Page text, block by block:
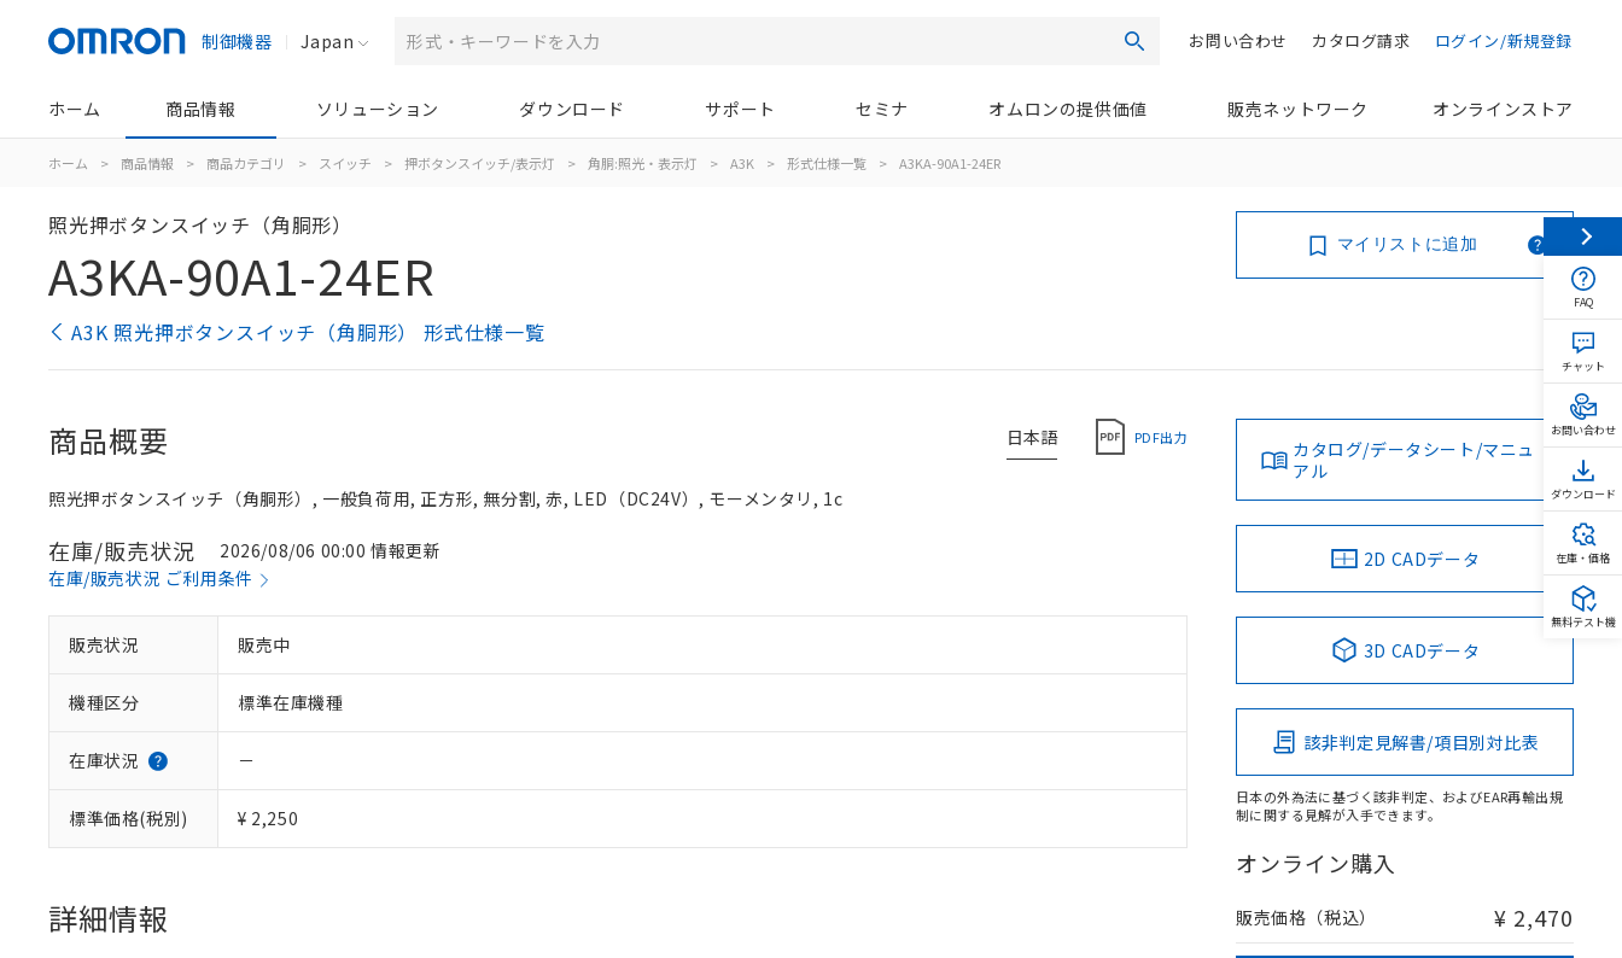
制御機器 Japan 検索 ログイン/新規登録
カタログ請求
お問い合わせ
ホーム 商品情報 ソリューション ダウンロード サポート セミナ オムロンの提供価値 販売ネットワーク オンラインストア
ホーム > 商品情報 > 商品カテゴリ > スイッチ > 押ボタンスイッチ/表示灯 > 角胴:照光・表示灯 > A3K > 形式仕様一覧 > A3KA-90A1-24ER
照光押ボタンスイッチ（角胴形）
A3KA-90A1-24ER
A3K 照光押ボタンスイッチ（角胴形） 形式仕様一覧
マイリストに追加
日本語 PDF出力
商品概要
照光押ボタンスイッチ（角胴形）, 一般負荷用, 正方形, 無分割, 赤, LED（DC24V）, モーメンタリ, 1c
在庫/販売状況
2026/08/06 00:00 情報更新
在庫/販売状況 ご利用条件
販売状況 販売中
機種区分 標準在庫機種
在庫状況 －
標準価格(税別) ¥ 2,250
詳細情報
カタログ/データシート/マニュ
アル
2D CADデータ
3D CADデータ
該非判定見解書/項目別対比表
日本の外為法に基づく該非判定、およびEAR再輸出規
制に関する見解が入手できます。
オンライン購入
販売価格（税込） ¥ 2,470
FAQ
チャット
お問い合わせ
ダウンロード
在庫・価格
無料テスト機